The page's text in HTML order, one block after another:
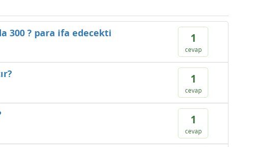
1
cevap
300 ? para ifa edecekti
1
cevap
1
cevap